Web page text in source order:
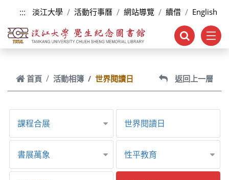
跳到主要內容
::: 淡江大學 活動行事曆 網站導覽 續借 English
首頁 活動相簿 世界閱讀日 返回上一層
課程合展 世界閱讀日
書展萬象 性平教育